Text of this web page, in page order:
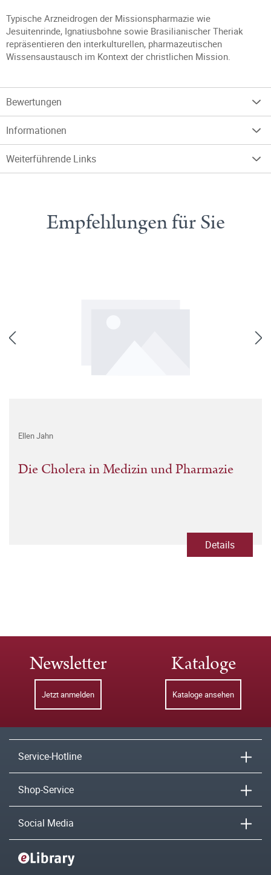
Typische Arzneidrogen der Missionspharmazie wie
Jesuitenrinde, Ignatiusbohne sowie Brasilianischer Theriak
repräsentieren den interkulturellen, pharmazeutischen
Wissensaustausch im Kontext der christlichen Mission.
Bewertungen
Informationen
Weiterführende Links
Empfehlungen für Sie
Ellen Jahn
Die Cholera in Medizin und Pharmazie
Details
Newsletter
Jetzt anmelden
Kataloge
Kataloge ansehen
Service-Hotline
Shop-Service
Social Media